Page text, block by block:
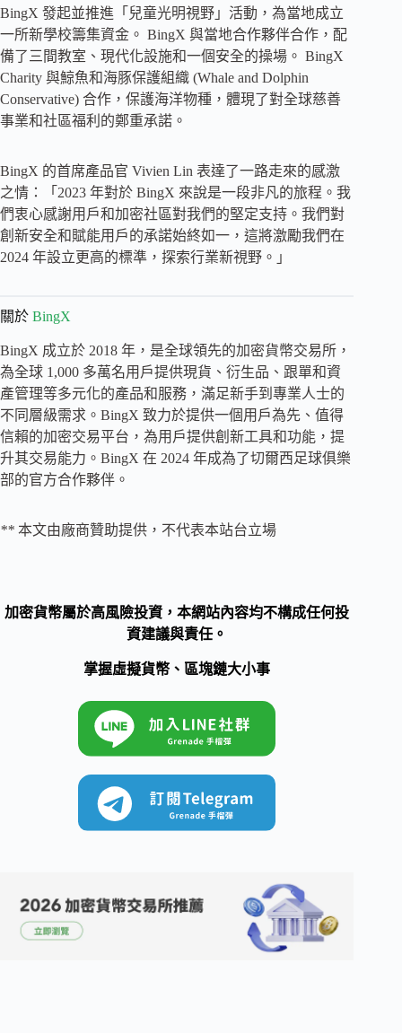
BingX 發起並推進「兒童光明視野」活動，為當地成立
一所新學校籌集資金。 BingX 與當地合作夥伴合作，配
備了三間教室、現代化設施和一個安全的操場。 BingX
Charity 與鯨魚和海豚保護組織 (Whale and Dolphin
Conservative) 合作，保護海洋物種，體現了對全球慈善
事業和社區福利的鄭重承諾。
BingX 的首席產品官 Vivien Lin 表達了一路走來的感激
之情：「2023 年對於 BingX 來說是一段非凡的旅程。我
們衷心感謝用戶和加密社區對我們的堅定支持。我們對
創新安全和賦能用戶的承諾始終如一，這將激勵我們在
2024 年設立更高的標準，探索行業新視野。」
關於 BingX
BingX 成立於 2018 年，是全球領先的加密貨幣交易所，
為全球 1,000 多萬名用戶提供現貨、衍生品、跟單和資
產管理等多元化的產品和服務，滿足新手到專業人士的
不同層級需求。BingX 致力於提供一個用戶為先、值得
信賴的加密交易平台，為用戶提供創新工具和功能，提
升其交易能力。BingX 在 2024 年成為了切爾西足球俱樂
部的官方合作夥伴。
** 本文由廠商贊助提供，不代表本站台立場
加密貨幣屬於高風險投資，本網站內容均不構成任何投
資建議與責任。
掌握虛擬貨幣、區塊鏈大小事